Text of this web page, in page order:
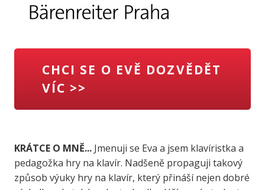
CHCI SE O EVĚ DOZVĚDĚT
VÍC >>
KRÁTCE O MNĚ...Jmenuji se Eva a jsem klavíristka a
pedagožka hry na klavír. Nadšeně propaguji takový
způsob výuky hry na klavír, který přináší nejen dobré